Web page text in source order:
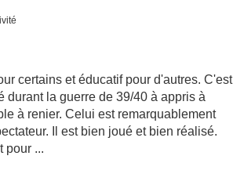
certains et éducatif pour d'autres. C'est
durant la guerre de 39/40 à appris à
à renier. Celui est remarquablement
Il est bien joué et bien réalisé.
pour ...